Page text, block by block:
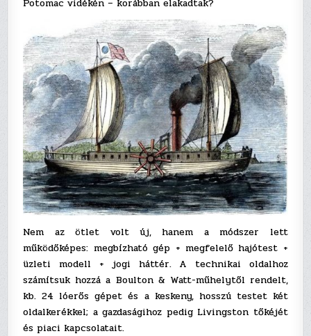
Potomac vidékén – korábban elakadtak?
Nem az ötlet volt új, hanem a módszer lett
működőképes: megbízható gép + megfelelő hajótest +
üzleti modell + jogi háttér. A technikai oldalhoz
számítsuk hozzá a Boulton & Watt-műhelytől rendelt,
kb. 24 lóerős gépet és a keskeny, hosszú testet két
oldalkerékkel; a gazdaságihoz pedig Livingston tőkéjét
és piaci kapcsolatait.